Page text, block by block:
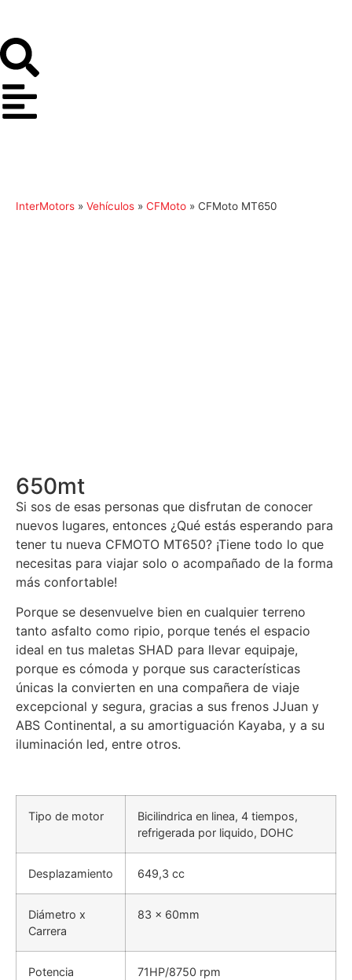
InterMotors » Vehículos » CFMoto » CFMoto MT650
650mt
Si sos de esas personas que disfrutan de conocer
nuevos lugares, entonces ¿Qué estás esperando para
tener tu nueva CFMOTO MT650? ¡Tiene todo lo que
necesitas para viajar solo o acompañado de la forma
más confortable!
Porque se desenvuelve bien en cualquier terreno
tanto asfalto como ripio, porque tenés el espacio
ideal en tus maletas SHAD para llevar equipaje,
porque es cómoda y porque sus características
únicas la convierten en una compañera de viaje
excepcional y segura, gracias a sus frenos JJuan y
ABS Continental, a su amortiguación Kayaba, y a su
iluminación led, entre otros.
Tipo de motor
Bicilindrica en linea, 4 tiempos,
refrigerada por liquido, DOHC
Desplazamiento 649,3 cc
Diámetro x
Carrera
83 x 60mm
Potencia 71HP/8750 rpm